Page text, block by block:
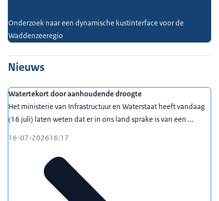
Onderzoek naar een dynamische kustinterface voor de
Waddenzeeregio
Nieuws
Watertekort door aanhoudende droogte
Het ministerie van Infrastructuur en Waterstaat heeft vandaag
(16 juli) laten weten dat er in ons land sprake is van een ...
16-07-202616:17